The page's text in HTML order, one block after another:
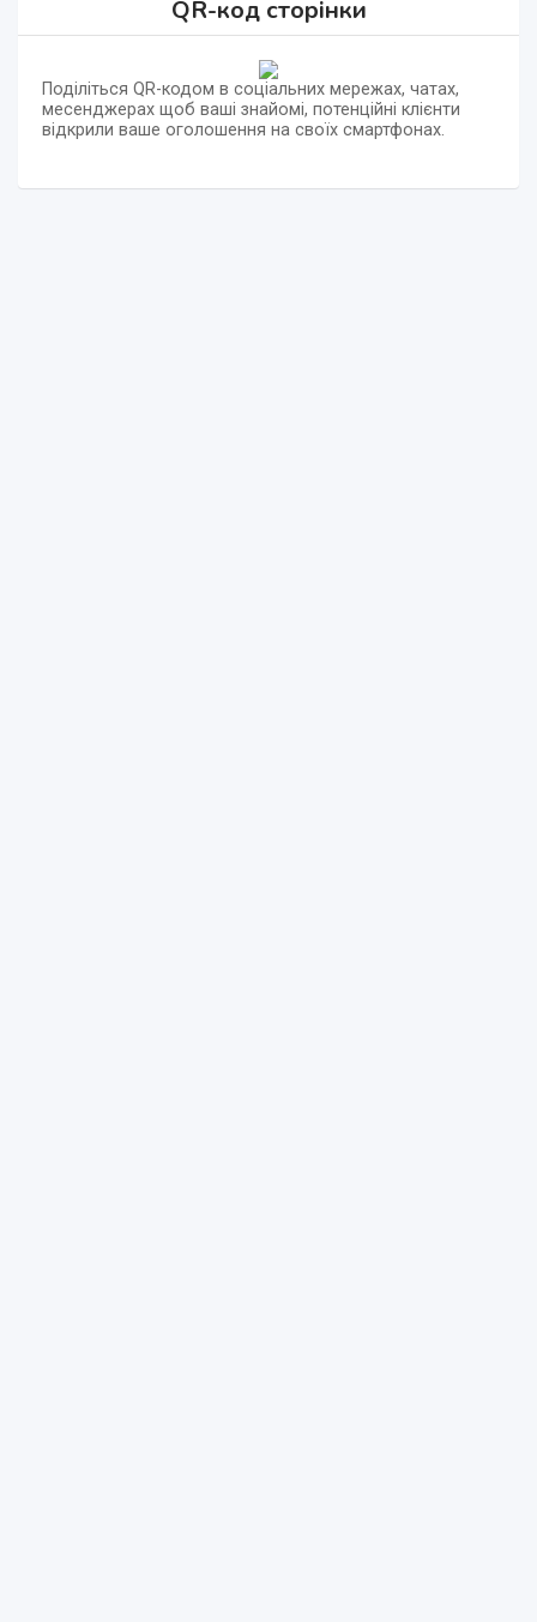
QR-код сторінки
Поділіться QR-кодом в соціальних мережах, чатах,
месенджерах щоб ваші знайомі, потенційні клієнти
відкрили ваше оголошення на своїх смартфонах.